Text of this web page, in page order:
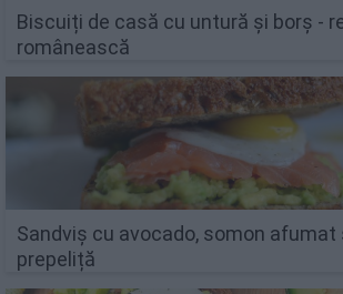
Biscuiți de casă cu untură și borș -
românească
Sandviș cu avocado, somon afumat
prepeliță